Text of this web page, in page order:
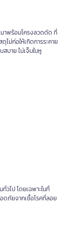
มาพร้อมโครงลวดดัด ที่
ไม่ก่อให้เกิดการระคาย
บาย ไม่เจ็บใบหู
วไป โดยเฉพาะในที่
ดภัยจากเชื้อโรคที่ลอย